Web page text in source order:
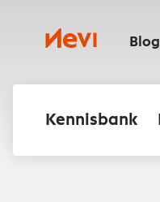
inhoudNevi Blog
Kennisbank